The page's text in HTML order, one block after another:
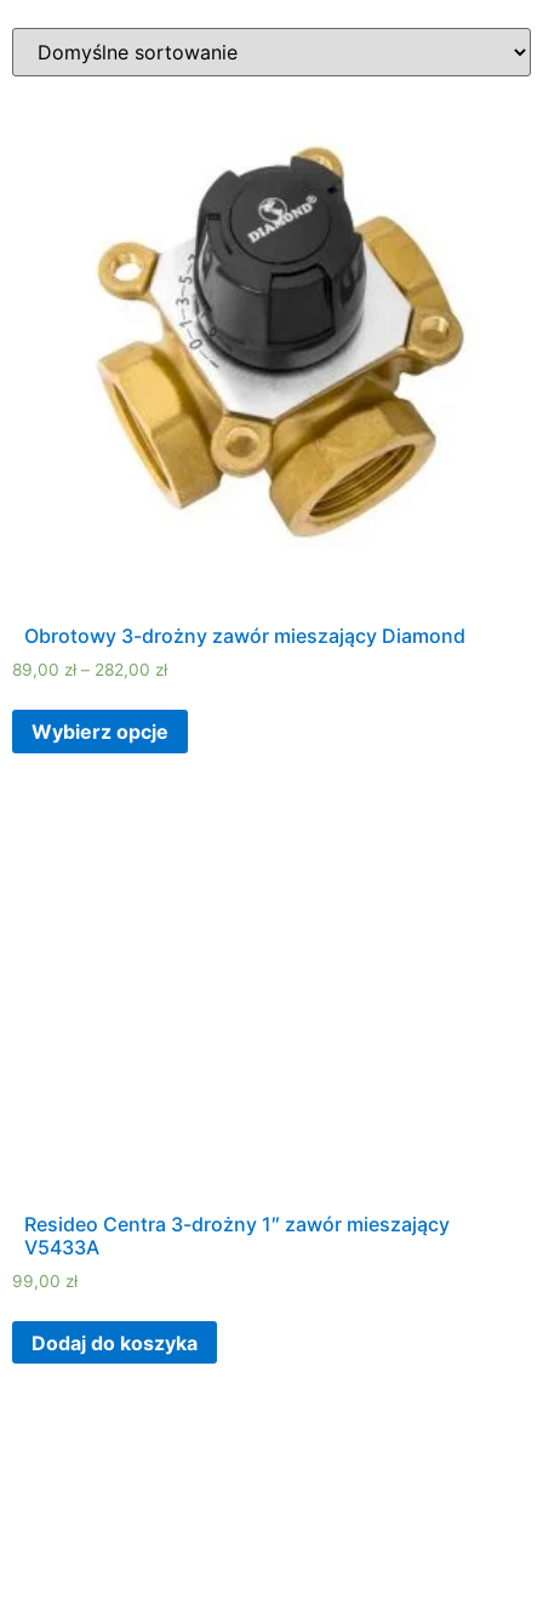
Obrotowy 3-drożny zawór mieszający Diamond
89,00 zł – 282,00 zł
Wybierz opcje
Resideo Centra 3-drożny 1″ zawór mieszający
V5433A
99,00 zł
Dodaj do koszyka